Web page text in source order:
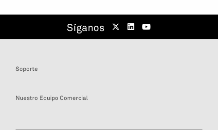
Síganos
Soporte
Nuestro Equipo Comercial